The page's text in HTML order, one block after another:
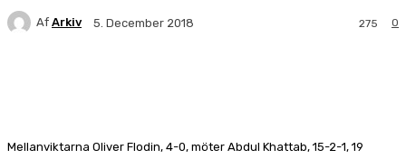
Af Arkiv 5. December 2018 0
275
Mellanviktarna Oliver Flodin, 4-0, möter Abdul Khattab, 15-2-1, 19